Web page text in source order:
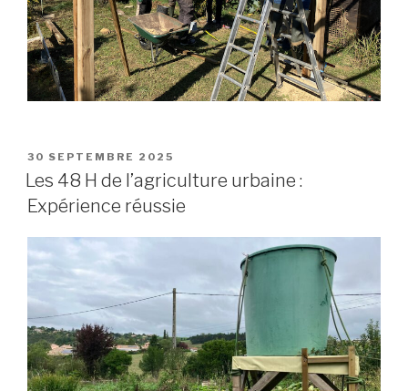
PUBLIÉ
LE
30 SEPTEMBRE 2025
Les 48 H de l’agriculture urbaine :
Expérience réussie